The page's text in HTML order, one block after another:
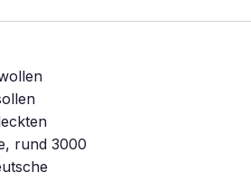
Dome C) kostet knapp 40 Millionen Mark. Gut 40 Prozent davon stammen aus dem Klima- und Umwelt-Programm der Europäischen Kommission, den Rest zahlen die EPICA-Mitgliedsländer. Südpolare Flugstunden Die Erkundung der Antarktis vom Flugzeug aus hat eine lange Tradition. 1928 überflogen der Australier Sir George Wilkins und der Amerikaner C. B. Eielson als erste Menschen den Kontinent. Detaillierte Luftfotos von Dronning Maud Land brachte die dritte deutsche Antarktis-Expedition 1938/39 unter Leitung des Polarkapitäns Alfred Ritscher. Ausgangspunkt für die Fotogrammetrie-Flüge war die MS Schwabenland. Das Schiff wurde normalerweise als Stützpunkt der Lufthansa im Postverkehr nach Südameri